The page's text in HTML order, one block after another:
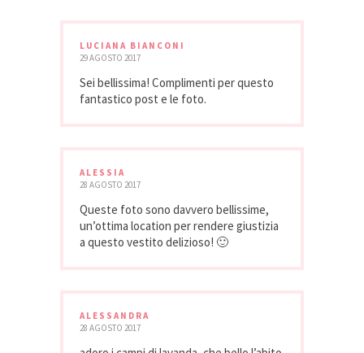
LUCIANA BIANCONI
29 AGOSTO 2017
Sei bellissima! Complimenti per questo
fantastico post e le foto.
ALESSIA
28 AGOSTO 2017
Queste foto sono davvero bellissime,
un’ottima location per rendere giustizia
a questo vestito delizioso! 🙂
ALESSANDRA
28 AGOSTO 2017